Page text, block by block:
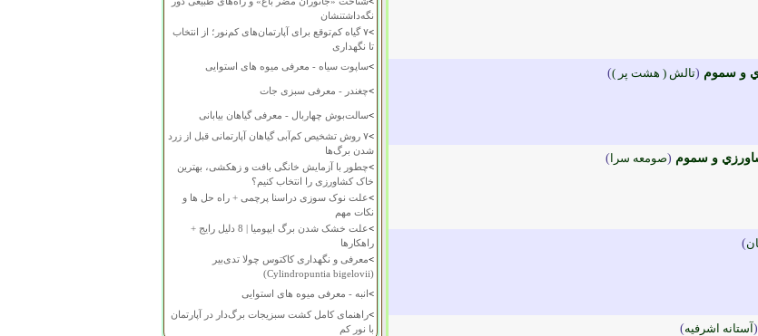
نگه‌داشتنشان
>
۷ گیاه کم‌توقع برای آپارتمان‌های کم‌نور؛ از انتخاب
تا نگهداری
>ساپوت سیاه - معرفی میوه های استوایی
>چغندر - معرفی سبزی جات
>سالت‌بوش چهاربال - معرفی گیاهان بیابانی
>
۷ روش تشخیص کم‌آبی گیاهان آپارتمانی قبل از زرد
شدن برگ‌ها
>چطور با آزمایش خانگی بافت و زهکشی، بهترین
خاک کشاورزی را انتخاب کنیم؟
>علت نوک سوزی دراسنا پرچمی + راه حل ها و
نکات مهم
>
علت خشک شدن برگ ایپومیا | 8 دلیل رایج +
راهکارها
>معرفی و نگهداری کاکتوس چولا تدی‌بیر
(Cylindropuntia bigelovii)
>انبه - معرفی میوه های استوایی
>راهنمای کامل کشت سبزیجات برگ‌دار در آپارتمان
با نور کم
و سموم (تالش ( هشت پر ))
و سموم (صومعه سرا)
)
(آستانه اشرفيه)